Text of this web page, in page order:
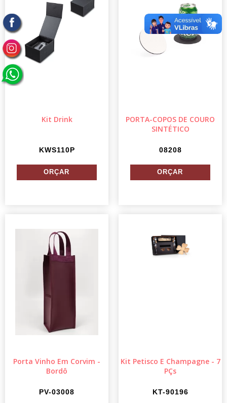
Kit Drink
KWS110P
PORTA-COPOS DE COURO
SINTÉTICO
08208
Porta Vinho Em Corvim -
Bordô
PV-03008
Kit Petisco E Champagne - 7
PÇs
KT-90196